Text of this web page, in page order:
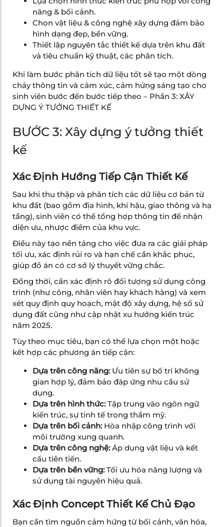
năng & bối cảnh.
Chọn vật liệu & công nghệ xây dựng đảm bảo
hình dạng đẹp, bền vững.
Thiết lập nguyên tắc thiết kế dựa trên khu đất
và tiêu chuẩn kỹ thuật, các phân tích.
Khi làm bước phân tích dữ liệu tốt sẽ tạo một dòng
chảy thông tin và cảm xúc, cảm hứng sáng tạo cho
sinh viên bước đến bước tiếp theo – Phần 3: XÂY
DỰNG Ý TƯỞNG THIẾT KẾ
BƯỚC 3: Xây dựng ý tưởng thiết
kế
Xác Định Hướng Tiếp Cận Thiết Kế
Sau khi thu thập và phân tích các dữ liệu cơ bản từ
khu đất (bao gồm địa hình, khí hậu, giao thông và hạ
tầng), sinh viên có thể tổng hợp thông tin để nhận
diện ưu, nhược điểm của khu vực.
Điều này tạo nền tảng cho việc đưa ra các giải pháp
tối ưu, xác định rủi ro và hạn chế cần khắc phục,
giúp đồ án có cơ sở lý thuyết vững chắc.
Đồng thời, cần xác định rõ đối tượng sử dụng công
trình (như công, nhân viên hay khách hàng) và xem
xét quy định quy hoạch, mật độ xây dựng, hệ số sử
dụng đất cũng như cập nhật xu hướng kiến trúc
năm 2025.
Tùy theo mục tiêu, bạn có thể lựa chọn một hoặc
kết hợp các phương án tiếp cận:
Dựa trên công năng:Ưu tiên sự bố trí không
gian hợp lý, đảm bảo đáp ứng nhu cầu sử
dụng.
Dựa trên hình thức:Tập trung vào ngôn ngữ
kiến trúc, sự tinh tế trong thẩm mỹ.
Dựa trên bối cảnh:Hòa nhập công trình với
môi trường xung quanh.
Dựa trên công nghệ:Áp dụng vật liệu và kết
cấu tiên tiến.
Dựa trên bền vững:Tối ưu hóa năng lượng và
sử dụng tài nguyên hiệu quả.
Xác Định Concept Thiết Kế Chủ Đạo
Bạn cần tìm nguồn cảm hứng từ bối cảnh, văn hóa,